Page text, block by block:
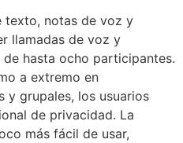
texto, notas de voz y
llamadas de voz y
hasta ocho participantes.
a extremo en
y grupales, los usuarios
de privacidad. La
más fácil de usar,